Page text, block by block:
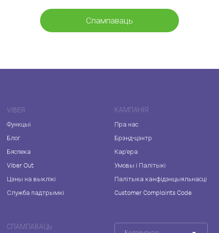
Спампаваць
VIBER
Функцыі
Блог
Бяспека
Viber Out
Цэны на выклікі
Служба падтрымкі
КАМПАНІЯ
Пра нас
Брэнд-цэнтр
Кар'ера
Умовы і Палітыкі
Палітыка канфідэнцыяльнасці
Customer Complaints Code
СПАМПАВАЦЬ